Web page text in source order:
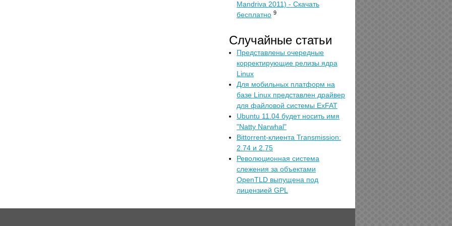
Mandriva 2011) - Скачать
бесплатно 9
Случайные статьи
Представлены очередные
корректирующие релизы ядра
Linux
Для мобильных платформ на
базе Linux представлен драйвер
для файловой системы ExFAT
Ubuntu 11.04 будет носить имя
"Natty Narwhal"
Bittorrent-клиента Transmission:
2.74 и 2.75
Революционная система
слежения за объектами
OpenTLD выпущена под
лицензией GPL